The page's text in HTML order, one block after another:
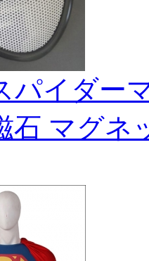
パイダ
石 マグネ